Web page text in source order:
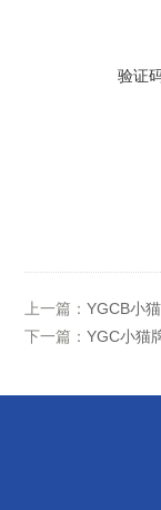
验证
上一篇： YGCB小
下一篇： YGC小猫